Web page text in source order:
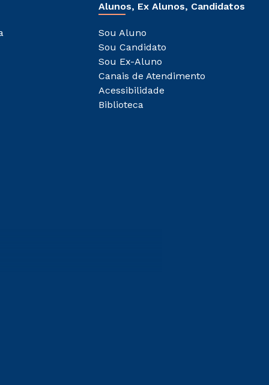
Alunos, Ex Alunos, Candidatos
Sou Aluno
Sou Candidato
Sou Ex-Aluno
Canais de Atendimento
Acessibilidade
Biblioteca